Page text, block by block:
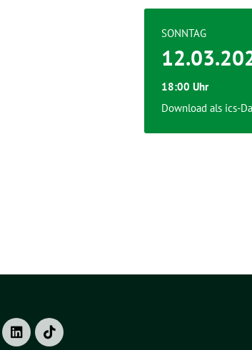
SONNTAG
18:00 Uhr
Download als ics-